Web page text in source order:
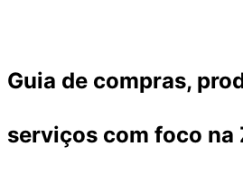
o
Guia de compras,
serviços com foco na